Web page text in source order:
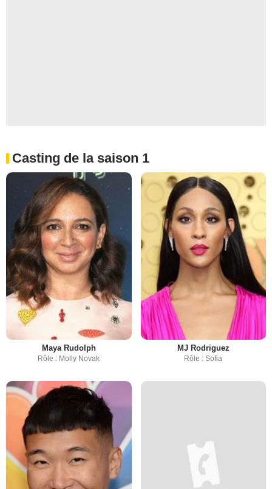
Casting de la saison 1
Maya Rudolph
Rôle : Molly Novak
MJ Rodriguez
Rôle : Sofia